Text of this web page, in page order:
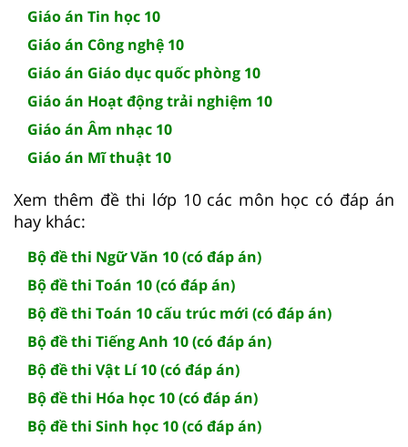
Giáo án Tin học 10
Giáo án Công nghệ 10
Giáo án Giáo dục quốc phòng 10
Giáo án Hoạt động trải nghiệm 10
Giáo án Âm nhạc 10
Giáo án Mĩ thuật 10
Xem thêm đề thi lớp 10 các môn học có đáp án
hay khác:
Bộ đề thi Ngữ Văn 10 (có đáp án)
Bộ đề thi Toán 10 (có đáp án)
Bộ đề thi Toán 10 cấu trúc mới (có đáp án)
Bộ đề thi Tiếng Anh 10 (có đáp án)
Bộ đề thi Vật Lí 10 (có đáp án)
Bộ đề thi Hóa học 10 (có đáp án)
Bộ đề thi Sinh học 10 (có đáp án)